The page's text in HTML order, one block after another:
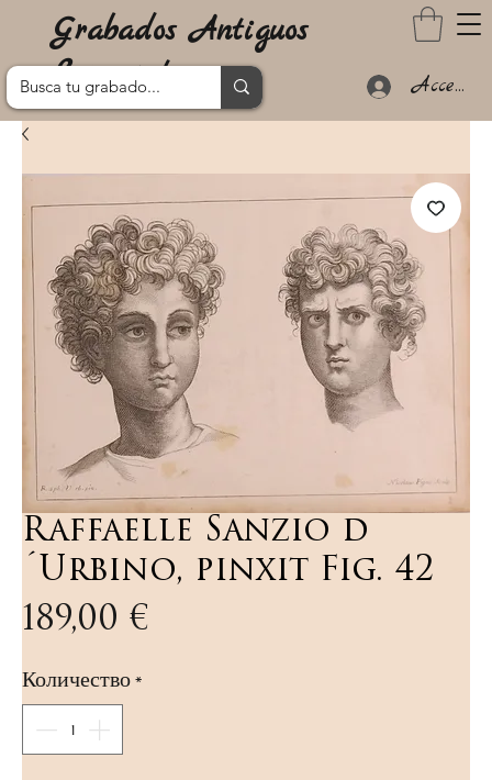
Grabados Antiguos
Lanzarote
Acceder
Raffaelle Sanzio d
´Urbino, pinxit Fig. 42
189,00 €
Количество*